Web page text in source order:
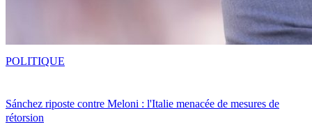
Sánchez riposte contre Meloni : l'Italie menacée de mesures de
rétorsion
POLITIQUE